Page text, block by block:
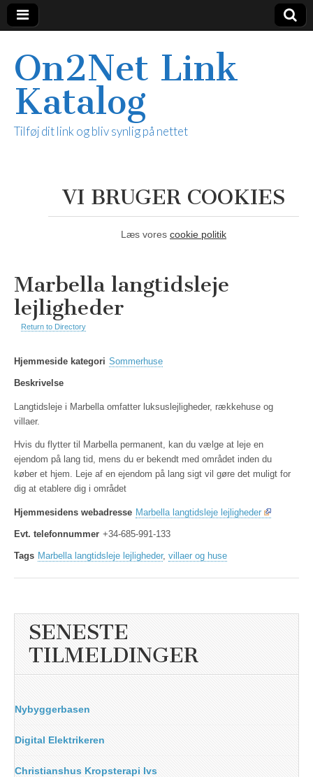
On2Net Link
Katalog
Tilføj dit link og bliv synlig på nettet
VI BRUGER COOKIES
Læs vores cookie politik
Marbella langtidsleje
lejligheder
Return to Directory
Hjemmeside kategori Sommerhuse
Beskrivelse
Langtidsleje i Marbella omfatter luksuslejligheder, rækkehuse og
villaer.
Hvis du flytter til Marbella permanent, kan du vælge at leje en
ejendom på lang tid, mens du er bekendt med området inden du
køber et hjem. Leje af en ejendom på lang sigt vil gøre det muligt for
dig at etablere dig i området
Hjemmesidens webadresse Marbella langtidsleje lejligheder
Evt. telefonnummer +34-685-991-133
Tags Marbella langtidsleje lejligheder, villaer og huse
SENESTE
TILMELDINGER
Nybyggerbasen
Digital Elektrikeren
Christianshus Kropsterapi Ivs